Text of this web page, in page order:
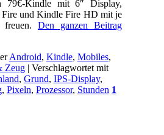
79€-Kindle mit 6″ Display,
und Kindle Fire HD mit je
freuen.Den ganzen Beitrag
Android, Kindle, Mobiles,
Zeug | Verschlagwortet mit
, Grund, IPS-Display,
, Pixeln, Prozessor, Stunden 1